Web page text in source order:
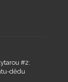
#2:
dědu